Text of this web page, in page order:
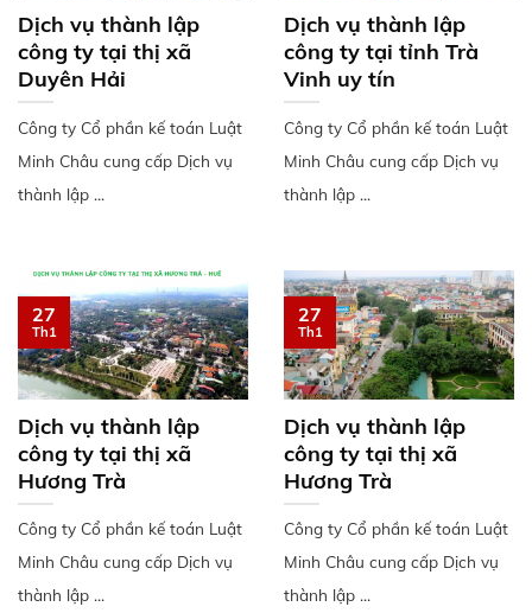
Dịch vụ thành lập
công ty tại thị xã
Duyên Hải
Công ty Cổ phần kế toán Luật
Minh Châu cung cấp Dịch vụ
thành lập ...
Dịch vụ thành lập
công ty tại tỉnh Trà
Vinh uy tín
Công ty Cổ phần kế toán Luật
Minh Châu cung cấp Dịch vụ
thành lập ...
Dịch vụ thành lập
công ty tại thị xã
Hương Trà
Công ty Cổ phần kế toán Luật
Minh Châu cung cấp Dịch vụ
thành lập ...
27
Th1
Dịch vụ thành lập
công ty tại thị xã
Hương Trà
Công ty Cổ phần kế toán Luật
Minh Châu cung cấp Dịch vụ
thành lập ...
27
Th1